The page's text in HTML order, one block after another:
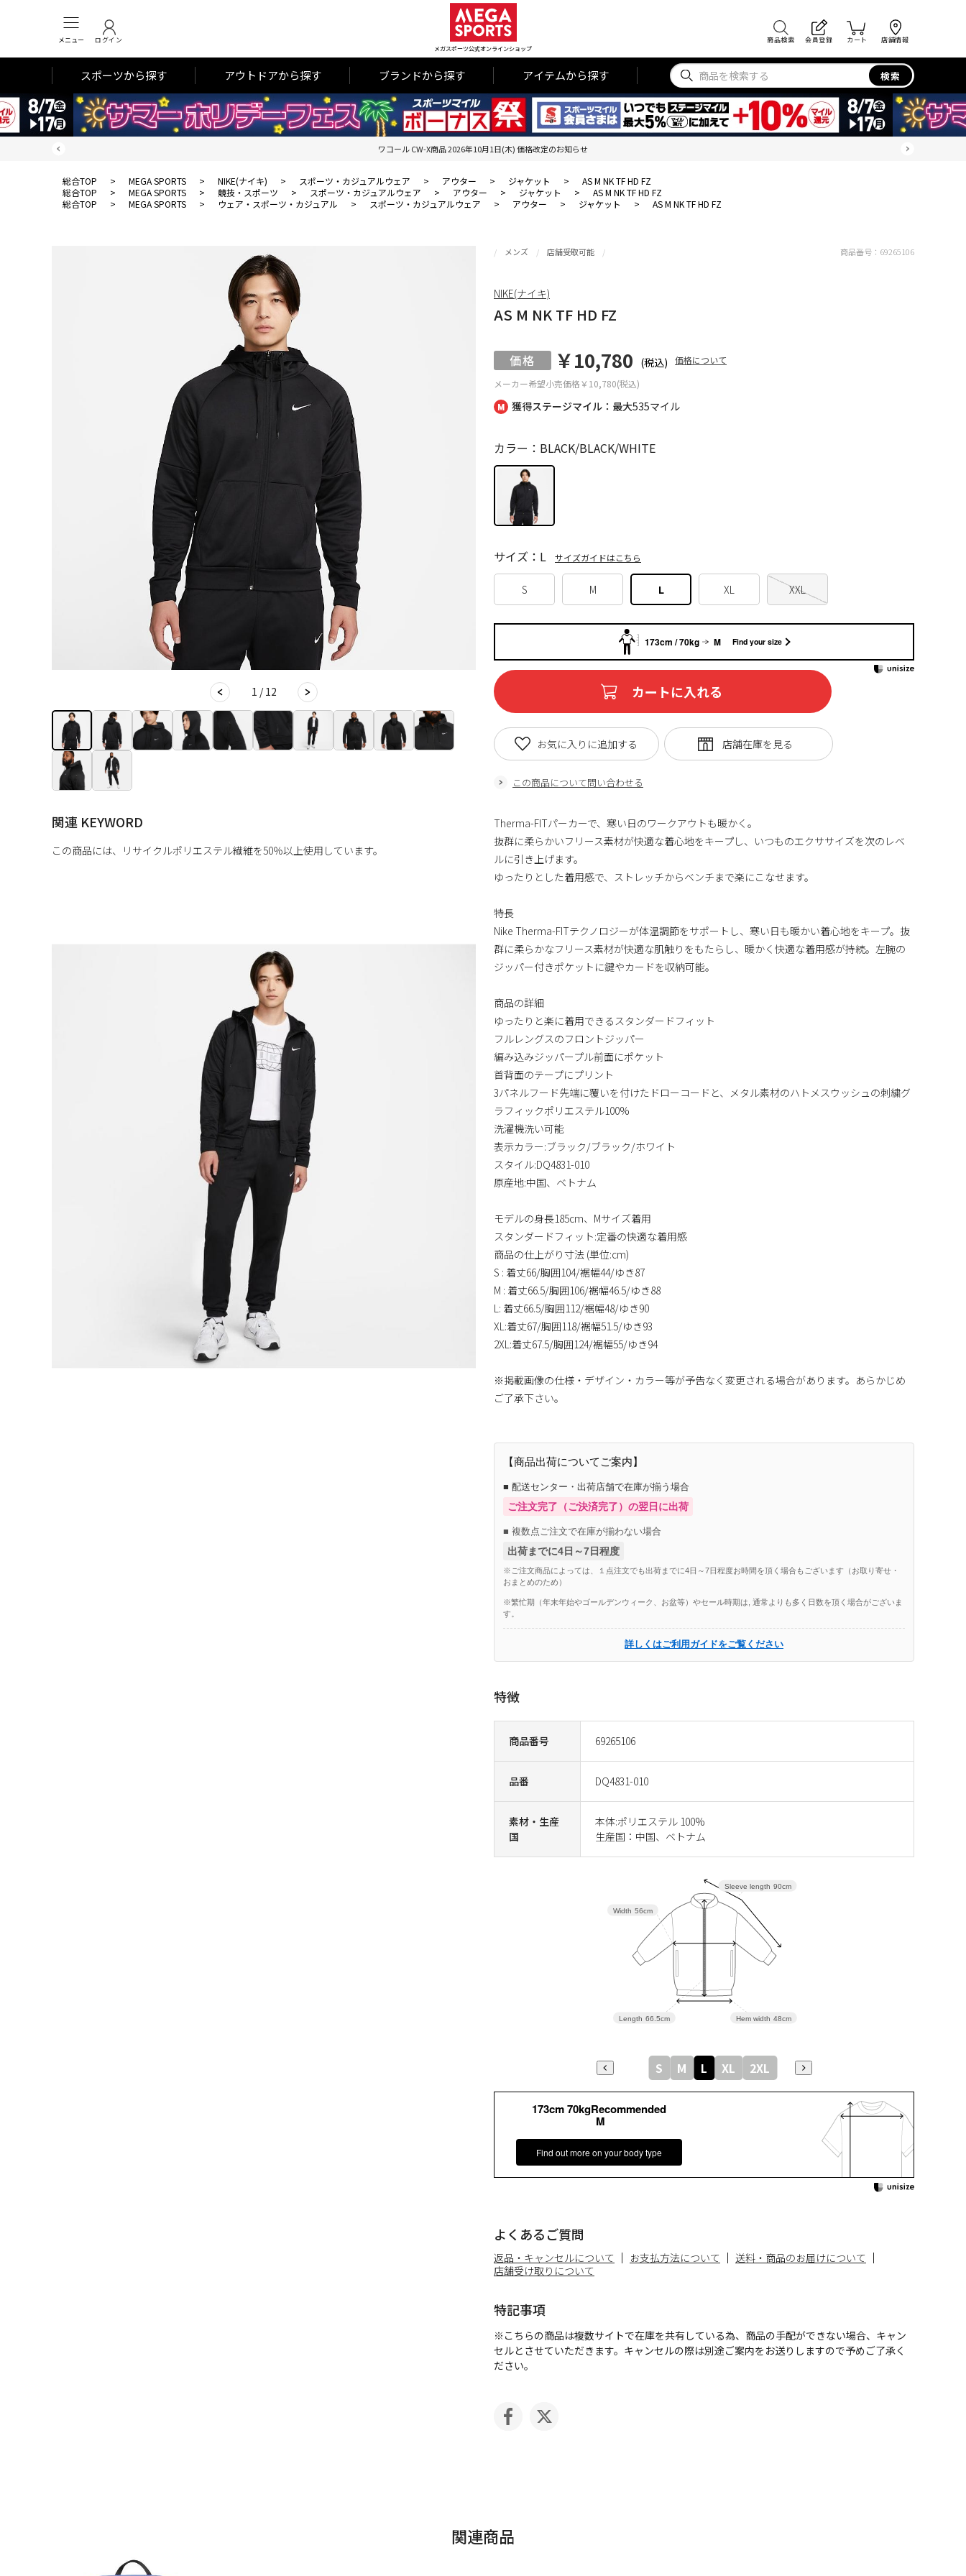
メニュー ログイン
メガスポーツ公式オンラインショップ
商品検索 会員登録 カート 店舗情報
スポーツから探す アウトドアから探す ブランドから探す アイテムから探す 検索
ワコール CW-X商品 2026年10月1日(木) 価格改定のお知らせ
総合TOP > MEGA SPORTS > NIKE(ナイキ) > スポーツ・カジュアルウェア > アウター > ジャケット >
AS M NK TF HD FZ
総合TOP
> MEGA SPORTS > 競技・スポーツ > スポーツ・カジュアルウェア > アウター > ジャケット >
AS M NK TF HD FZ
総合TOP
> MEGA SPORTS > ウェア・スポーツ・カジュアル > スポーツ・カジュアルウェア > アウター > ジャケット > AS M NK TF HD FZ
1 / 12
関連 KEYWORD
この商品には、リサイクルポリエステル繊維を50％以上使用しています。
獲得ステージマイル：最大535マイル
メンズ 店舗受取可能
AS M NK TF HD FZ
メーカー希望小売価格￥10,780(税込)
￥10,780 (税込) 価格について
商品番号 69265106
品番 DQ4831-010
素材・生産
国
本体:ポリエステル 100%
生産国：中国、ベトナム
カラー：BLACK/BLACK/WHITE
S M L XL XXL
サイズ：L サイズガイドはこちら
カートに入れる
この商品について問い合わせる
お気に入りに追加する
商品番号： 69265106
NIKE(ナイキ)
Therma-FITパーカーで、寒い日のワークアウトも暖かく。
抜群に柔らかいフリース素材が快適な着心地をキープし、いつものエクササイズを次のレベ
ルに引き上げます。
ゆったりとした着用感で、ストレッチからベンチまで楽にこなせます。
特長
Nike Therma-FITテクノロジーが体温調節をサポートし、寒い日も暖かい着心地をキープ。抜
群に柔らかなフリース素材が快適な肌触りをもたらし、暖かく快適な着用感が持続。左腕の
ジッパー付きポケットに鍵やカードを収納可能。
商品の詳細
ゆったりと楽に着用できるスタンダードフィット
フルレングスのフロントジッパー
編み込みジッパープル前面にポケット
首背面のテープにプリント
3パネルフード先端に覆いを付けたドローコードと、メタル素材のハトメスウッシュの刺繍グ
ラフィックポリエステル100%
洗濯機洗い可能
表示カラー:ブラック/ブラック/ホワイト
スタイル:DQ4831-010
原産地:中国、ベトナム
モデルの身長185cm、Mサイズ着用
スタンダードフィット:定番の快適な着用感
商品の仕上がり寸法 (単位:cm)
S : 着丈66/胸囲104/裾幅44/ゆき87
M : 着丈66.5/胸囲106/裾幅46.5/ゆき88
L: 着丈66.5/胸囲112/裾幅48/ゆき90
XL:着丈67/胸囲118/裾幅51.5/ゆき93
2XL:着丈67.5/胸囲124/裾幅55/ゆき94
※掲載画像の仕様・デザイン・カラー等が予告なく変更される場合があります。あらかじめ
ご了承下さい。
【商品出荷についてご案内】
■ 配送センター・出荷店舗で在庫が揃う場合
ご注文完了（ご決済完了）の翌日に出荷
■ 複数点ご注文で在庫が揃わない場合
出荷までに4日～7日程度
※ご注文商品によっては、１点注文でも出荷までに4日～7日程度お時間を頂く場合もございます（お取り寄せ・
おまとめのため）
※繁忙期（年末年始やゴールデンウィーク、お盆等）やセール時期は, 通常よりも多く日数を頂く場合がございま
す。
詳しくはご利用ガイドをご覧ください
特徴
よくあるご質問
返品・キャンセルについて お支払方法について
送料・商品のお届けについて
店舗受け取りについて
特記事項
※こちらの商品は複数サイトで在庫を共有している為、商品の手配ができない場合、キャン
セルとさせていただきます。キャンセルの際は別途ご案内をお送りしますので予めご了承く
ださい。
173cm / 70kg M Find your size
173cm 70kgRecommended
M
Find out more on your body type
Hem width 48cm
Sleeve length 90cm
Length 66.5cm
Width 56cm
S M L XL 2XL
関連商品